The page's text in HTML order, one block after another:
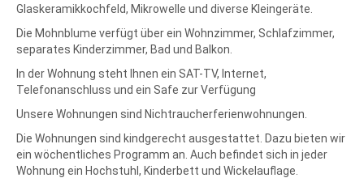
Glaskeramikkochfeld, Mikrowelle und diverse Kleingeräte.
Die Mohnblume verfügt über ein Wohnzimmer, Schlafzimmer,
separates Kinderzimmer, Bad und Balkon.
In der Wohnung steht Ihnen ein SAT-TV, Internet,
Telefonanschluss und ein Safe zur Verfügung
Unsere Wohnungen sind Nichtraucherferienwohnungen.
Die Wohnungen sind kindgerecht ausgestattet. Dazu bieten wir
ein wöchentliches Programm an. Auch befindet sich in jeder
Wohnung ein Hochstuhl, Kinderbett und Wickelauflage.